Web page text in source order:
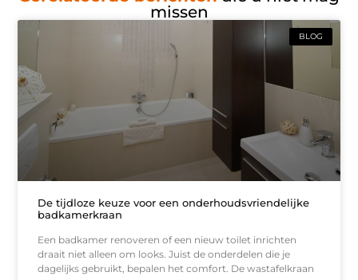
missen
BLOG
De tijdloze keuze voor een onderhoudsvriendelijke
badkamerkraan
Een badkamer renoveren of een nieuw toilet inrichten
draait niet alleen om looks. Juist de onderdelen die je
dagelijks gebruikt, bepalen het comfort. De wastafelkraan